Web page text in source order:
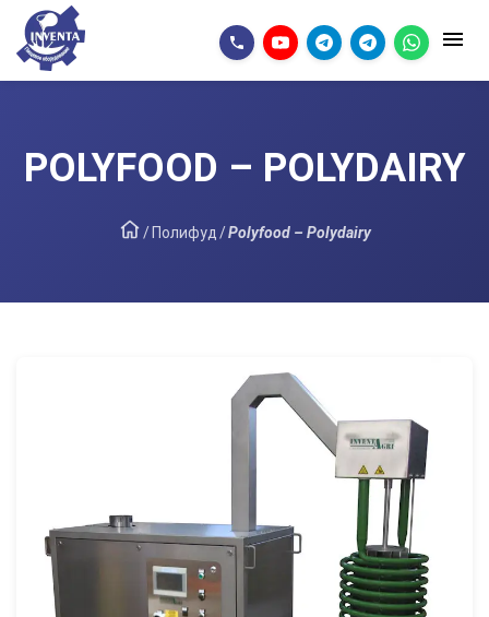
POLYFOOD – POLYDAIRY
/ Полифуд /Polyfood – Polydairy